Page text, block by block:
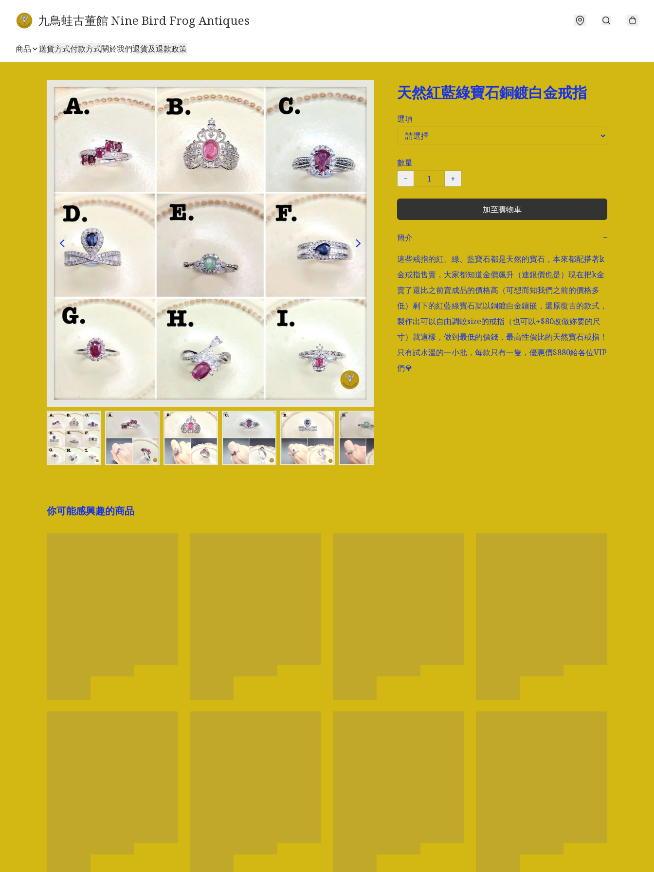
九鳥蛙古董館 Nine Bird Frog Antiques
商品 送貨方式付款方式關於我們退貨及退款政策
天然紅藍綠寶石銅鍍白金戒指
選項
數量
−
+
加至購物車
簡介
−
這些戒指的紅、綠、藍寶石都是天然的寶石，本來都配搭著k
金戒指售賣，大家都知道金價飆升（連銀價也是）現在把k金
賣了還比之前賣成品的價格高（可想而知我們之前的價格多
低）剩下的紅藍綠寶石就以銅鍍白金鑲嵌，還原復古的款式，
製作出可以自由調較size的戒指（也可以+$80改做妳要的尺
寸）就這樣，做到最低的價錢，最高性價比的天然寶石戒指！
只有試水溫的一小批，每款只有一隻，優惠價$880給各位VIP
們💎
你可能感興趣的商品